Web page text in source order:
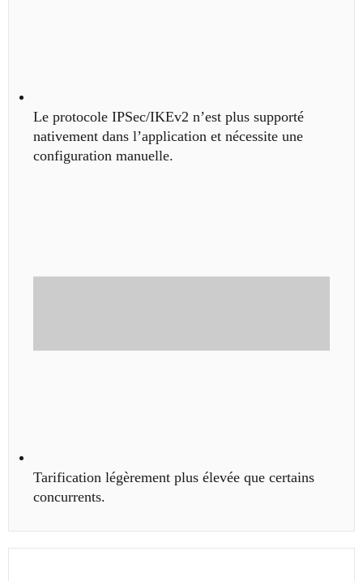
Le protocole IPSec/IKEv2 n’est plus supporté
nativement dans l’application et nécessite une
configuration manuelle.
Tarification légèrement plus élevée que certains
concurrents.